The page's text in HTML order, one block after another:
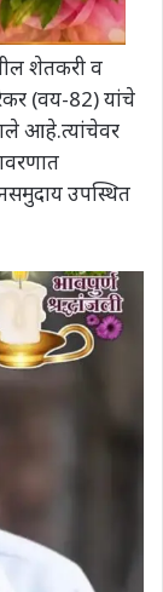
शेतकरी व
(वय-82) यांचे
आहे.त्यांचेवर
उपस्थित